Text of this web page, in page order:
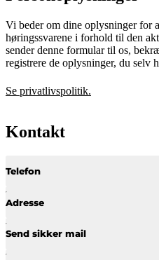
Vi beder om dine oplysninger for
høringssvarene i forhold til den
sender denne formular til os,
registrere de oplysninger, du selv
Se privatlivspolitik.
Kontakt
Telefon
Adresse
Send sikker mail